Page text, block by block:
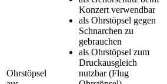
Ohrstöpsel
Konzert verwendbar
als Ohrstöpsel gegen
Schnarchen zu
gebrauchen
als Ohrstöpsel zum
Druckausgleich
nutzbar (Flug